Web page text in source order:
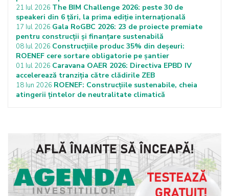
21 Iul 2026 The BIM Challenge 2026: peste 30 de
speakeri din 6 țări, la prima ediție internațională
17 Iul 2026 Gala RoGBC 2026: 23 de proiecte premiate
pentru construcții și finanțare sustenabilă
08 Iul 2026 Construcțiile produc 35% din deșeuri:
ROENEF cere sortare obligatorie pe șantier
01 Iul 2026 Caravana OAER 2026: Directiva EPBD IV
accelerează tranziția către clădirile ZEB
18 Iun 2026 ROENEF: Construcțiile sustenabile, cheia
atingerii țintelor de neutralitate climatică